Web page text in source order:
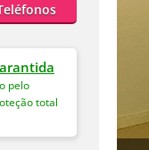
pelo
total